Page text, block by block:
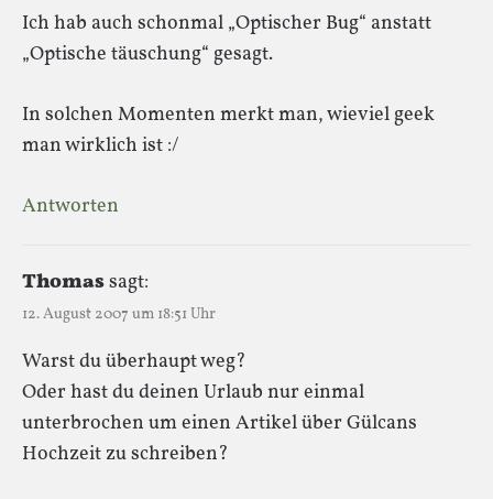
Ich hab auch schonmal „Optischer Bug“ anstatt
„Optische täuschung“ gesagt.
In solchen Momenten merkt man, wieviel geek
man wirklich ist :/
Antworten
Thomassagt:
12. August 2007 um 18:51 Uhr
Warst du überhaupt weg?
Oder hast du deinen Urlaub nur einmal
unterbrochen um einen Artikel über Gülcans
Hochzeit zu schreiben?